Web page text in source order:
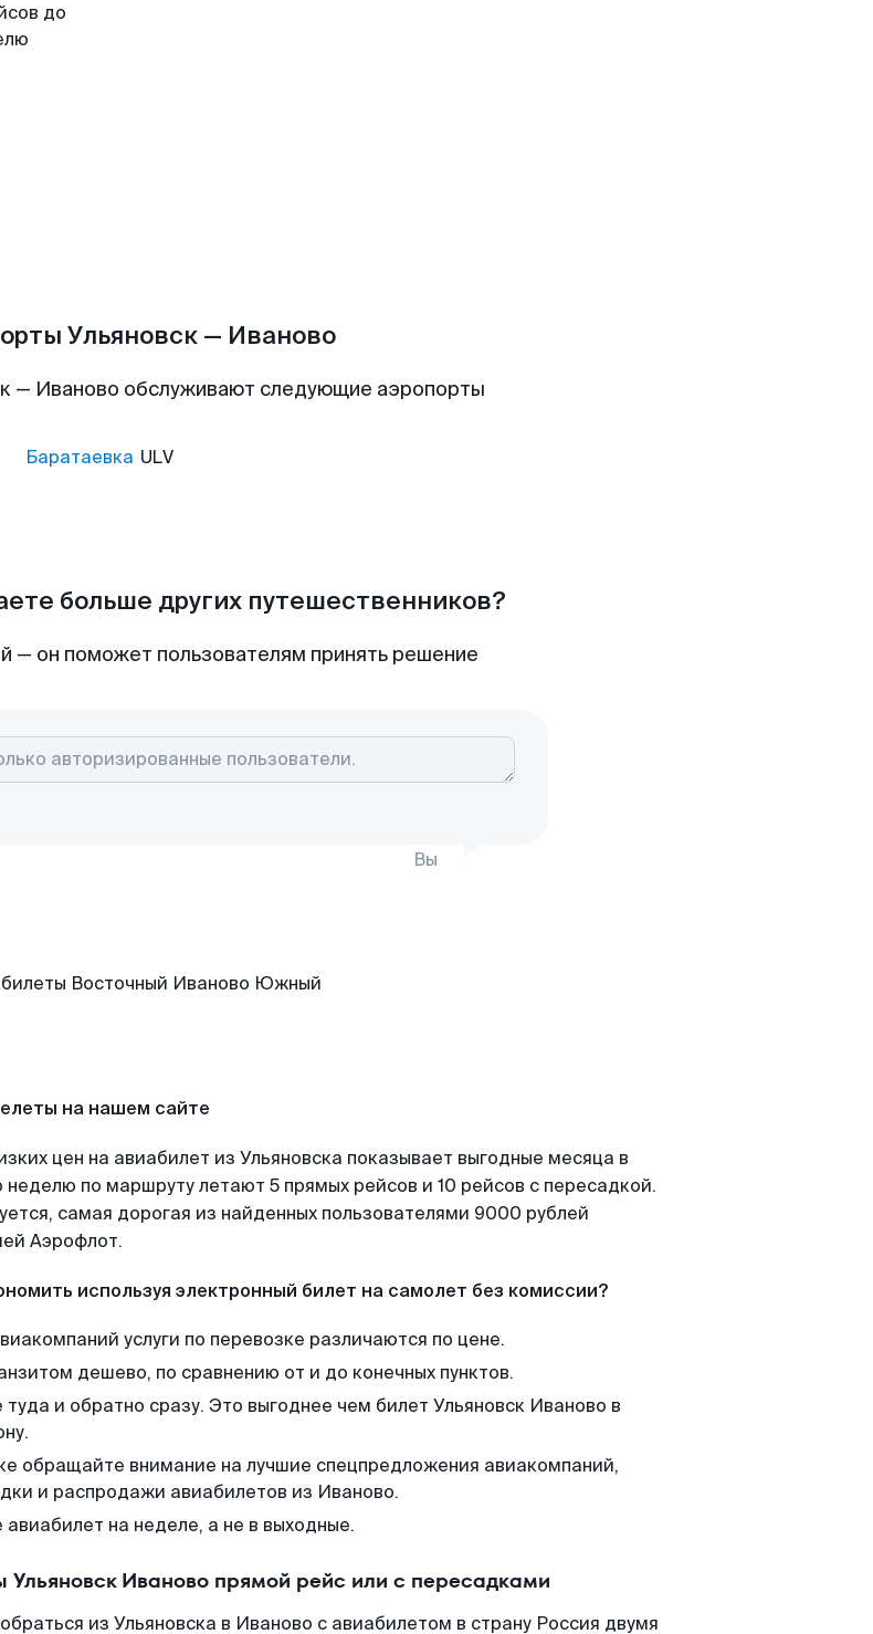
до
Ульяновск — Иваново
— Иваново обслуживают следующие аэропорты
Баратаевка ULV
больше других путешественников?
— он поможет пользователям принять решение
Вы
на нашем сайте
цен на авиабилет из Ульяновска показывает выгодные месяца в
неделю по маршруту летают 5 прямых рейсов и 10 рейсов с пересадкой.
самая дорогая из найденных пользователями 9000 рублей
Аэрофлот.
используя электронный билет на самолет без комиссии?
услуги по перевозке различаются по цене.
дешево, по сравнению от и до конечных пунктов.
туда и обратно сразу. Это выгоднее чем билет Ульяновск Иваново в
обращайте внимание на лучшие спецпредложения авиакомпаний,
и распродажи авиабилетов из Иваново.
авиабилет на неделе, а не в выходные.
Ульяновск Иваново прямой рейс или с пересадками
из Ульяновска в Иваново с авиабилетом в страну Россия двумя